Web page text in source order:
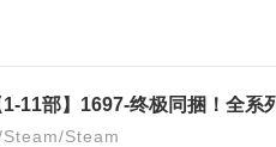
1-11部】1697-终极同捆！全系
Steam/Steam